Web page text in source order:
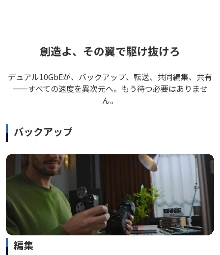
創造よ、その翼で駆け抜けろ
デュアル10GbEが、バックアップ、転送、共同編集、共有
——すべての速度を異次元へ。もう待つ必要はありませ
ん。
バックアップ
編集